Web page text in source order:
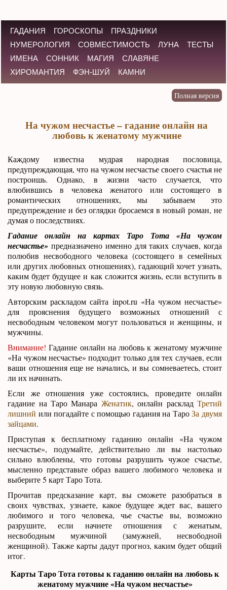
ГАДАНИЯ ГОРОСКОПЫ
ПРАЗДНИКИ
НУМЕРОЛОГИЯ
СОВМЕСТИМОСТЬ ЛУНА
ТЕСТЫ
ИМЕНА
СОННИК МАГИЯ
СЛАВЯНЕ
ХИРОМАНТИЯ
ФЭН-ШУЙ КАМНИ
На чужом несчастье – гадание онлайн на
любовь к женатому мужчине
Каждому известна мудрая народная пословица,
предупреждающая, что на чужом несчастье своего счастья не
построишь. Однако, в жизни часто случается, что
влюбившись в человека женатого или состоящего в
романтических отношениях, мы забываем это
предупреждение и без оглядки бросаемся в новый роман, не
думая о последствиях.
Гадание онлайн на картах Таро Тота «На чужом
несчастье» предназначено именно для таких случаев, когда
полюбив несвободного человека (состоящего в семейных
или других любовных отношениях), гадающий хочет узнать,
каким будет будущее и как сложится жизнь, если вступить в
эту новую любовную связь.
Авторским раскладом сайта inpot.ru «На чужом несчастье»
для прояснения будущего возможных отношений с
несвободным человеком могут пользоваться и женщины, и
мужчины.
Внимание! Гадание онлайн на любовь к женатому мужчине
«На чужом несчастье» подходит только для тех случаев, если
ваши отношения еще не начались, и вы сомневаетесь, стоит
ли их начинать.
Если же отношения уже состоялись, проведите онлайн
гадание на Таро Манара Женатик, онлайн расклад Третий
лишний или погадайте с помощью гадания на ТароЗа двумя
зайцами.
Приступая к бесплатному гаданию онлайн «На чужом
несчастье», подумайте, действительно ли вы настолько
сильно влюблены, что готовы разрушить чужое счастье,
мысленно представьте образ вашего любимого человека и
выберите 5 карт Таро Тота.
Прочитав предсказание карт, вы сможете разобраться в
своих чувствах, узнаете, какое будущее ждет вас, вашего
любимого и того человека, чье счастье вы, возможно
разрушите, если начнете отношения с женатым,
несвободным мужчиной (замужней, несвободной
женщиной). Также карты дадут прогноз, каким будет общий
итог.
Карты Таро Тота готовы к гаданию онлайн на любовь к
женатому мужчине «На чужом несчастье»